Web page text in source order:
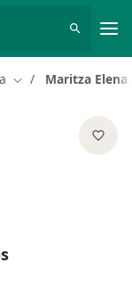
Cambiar de ciudad
Maritza